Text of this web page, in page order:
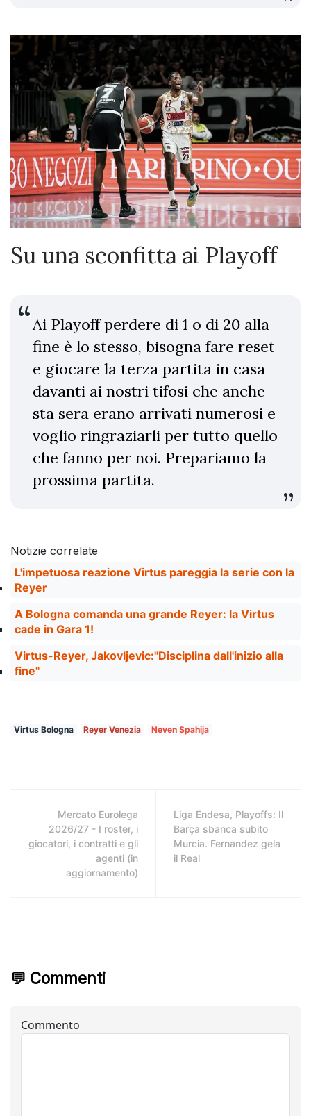
Su una sconfitta ai Playoff
Ai Playoff perdere di 1 o di 20 alla
fine è lo stesso, bisogna fare reset
e giocare la terza partita in casa
davanti ai nostri tifosi che anche
sta sera erano arrivati numerosi e
voglio ringraziarli per tutto quello
che fanno per noi. Prepariamo la
prossima partita.
Notizie correlate
L'impetuosa reazione Virtus pareggia la serie con la
Reyer
A Bologna comanda una grande Reyer: la Virtus
cade in Gara 1!
Virtus-Reyer, Jakovljevic:"Disciplina dall'inizio alla
fine"
Virtus Bologna Reyer Venezia Neven Spahija
Mercato Eurolega
2026/27 - I roster, i
giocatori, i contratti e gli
agenti (in
aggiornamento)
Liga Endesa, Playoffs: Il
Barça sbanca subito
Murcia. Fernandez gela
il Real
💬 Commenti